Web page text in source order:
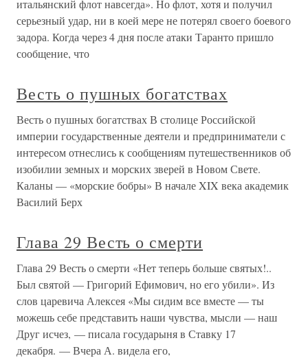
итальянский флот навсегда». Но флот, хотя и получил
серьезный удар, ни в коей мере не потерял своего боевого
задора. Когда через 4 дня после атаки Таранто пришло
сообщение, что
Весть о пушных богатствах
Весть о пушных богатствах В столице Российской
империи государственные деятели и предприниматели с
интересом отнеслись к сообщениям путешественников об
изобилии земных и морских зверей в Новом Свете.
Каланы — «морские бобры» В начале XIX века академик
Василий Берх
Глава 29 Весть о смерти
Глава 29 Весть о смерти «Нет теперь больше святых!..
Был святой — Григорий Ефимович, но его убили». Из
слов царевича Алексея «Мы сидим все вместе — ты
можешь себе представить наши чувства, мысли — наш
Друг исчез, — писала государыня в Ставку 17
декабря. — Вчера А. видела его,